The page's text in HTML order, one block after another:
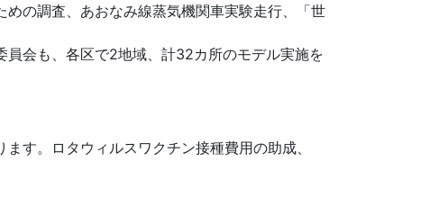
の調査、あおなみ線蒸気機関車実験走行、「世
会も、各区で2地域、計32カ所のモデル実施を
す。ロタウィルスワクチン接種費用の助成、